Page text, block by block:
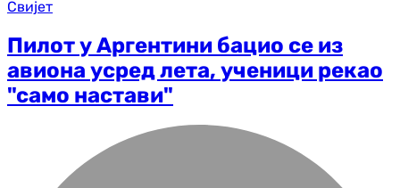
Свијет
Пилот у Аргентини бацио се из
авиона усред лета, ученици рекао
"само настави"